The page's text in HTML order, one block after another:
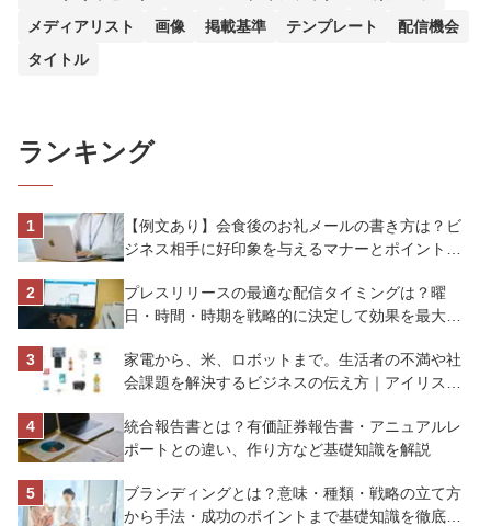
メディアリスト
画像 掲載基準 テンプレート
配信機会
タイトル
ランキング
【例文あり】会食後のお礼メールの書き方は？ビ
ジネス相手に好印象を与えるマナーとポイントを
プレスリリースの最適な配信タイミングは？曜
日・時間・時期を戦略的に決定して効果を最大化
家電から、米、ロボットまで。生活者の不満や社
会課題を解決するビジネスの伝え方｜アイリスオ
統合報告書とは？有価証券報告書・アニュアルレ
ポートとの違い、作り方など基礎知識を解説
ブランディングとは？意味・種類・戦略の立て方
から手法・成功のポイントまで基礎知識を徹底解